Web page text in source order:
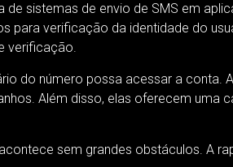
de sistemas de envio de SMS em
para verificação da identidade do
verificação.
do número possa acessar a conta.
Além disso, elas oferecem uma
sem grandes obstáculos. A